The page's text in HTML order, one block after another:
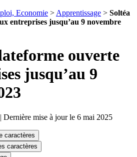
Economie > Apprentissage > Soltéa
entreprises jusqu’au 9 novembre
ouverte
jusqu’au 9
Dernière mise à jour le 6 mai 2025